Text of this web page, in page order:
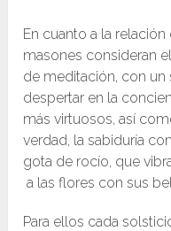
En cuanto a la
masones consideran
de meditación, con
despertar en la
más virtuosos, así
verdad, la sabiduría
gota de rocío, que
a las flores con sus
Para ellos cada